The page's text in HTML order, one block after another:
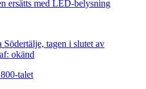
ersätts med LED-belysning
talet